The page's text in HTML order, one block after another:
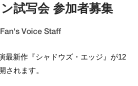
試写会 参加者募集
Fan's Voice Staff
最新作『シャドウズ・エッジ』が12
されます。